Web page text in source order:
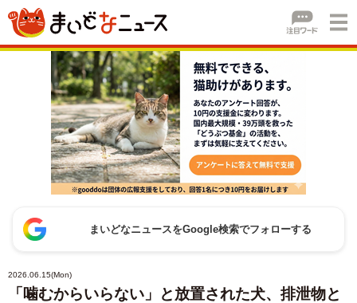
まいどなニュースをGoogle検索でフォローする
2026.06.15(Mon)
「噛むからいらない」と放置された犬、排泄物と